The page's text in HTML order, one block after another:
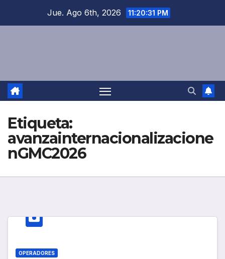
Jue. Ago 6th, 2026 11:20:31 PM
Etiqueta:
avanzainternacionalizacione
nGMC2026
OPERADORES